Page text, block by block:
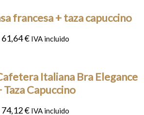
francesa + taza capuccino
61,64€ IVA incluido
Italiana Bra Elegance
Taza Capuccino
74,12€ IVA incluido